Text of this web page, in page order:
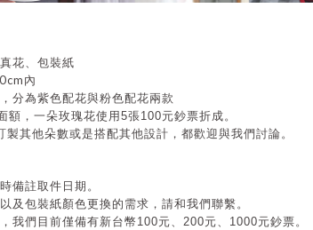
花、包裝紙
內
分為紫色配花與粉色配花兩款
額，一朵玫瑰花使用5張100元鈔票折成。
製其他朵數或是搭配其他設計，都歡迎與我們討論。
備註取件日期。
及包裝紙顏色更換的需求，請和我們聯繫。
我們目前僅備有新台幣100元、200元、1000元鈔票。